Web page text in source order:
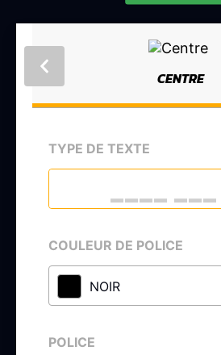
CENTRE
TYPE DE TEXTE
COULEUR DE POLICE
NOIR
POLICE